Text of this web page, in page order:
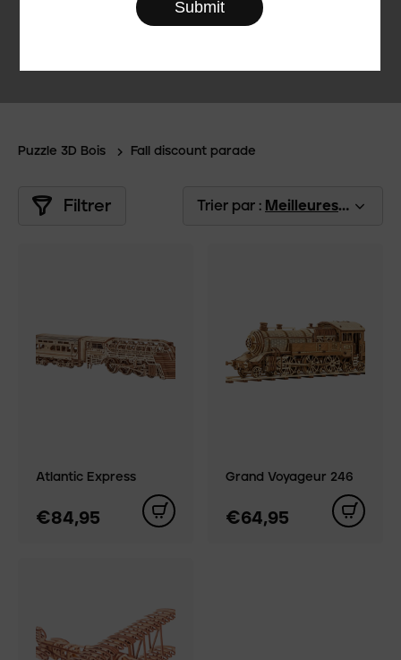
Puzzle 3D Bois Fall discount parade
Filtrer Trier par : Meilleures ventes
Atlantic Express
€84,95
Grand Voyageur 246
€64,95